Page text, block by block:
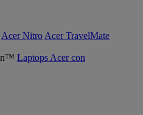
Acer Nitro Acer TravelMate
Laptops Acer con